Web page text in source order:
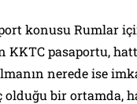
konusu Rumlar
KKTC pasaportu,
nerede ise
olduğu bir ortamda,